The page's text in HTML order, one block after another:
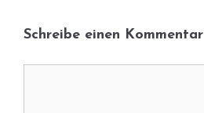
Schreibe einen Kommentar